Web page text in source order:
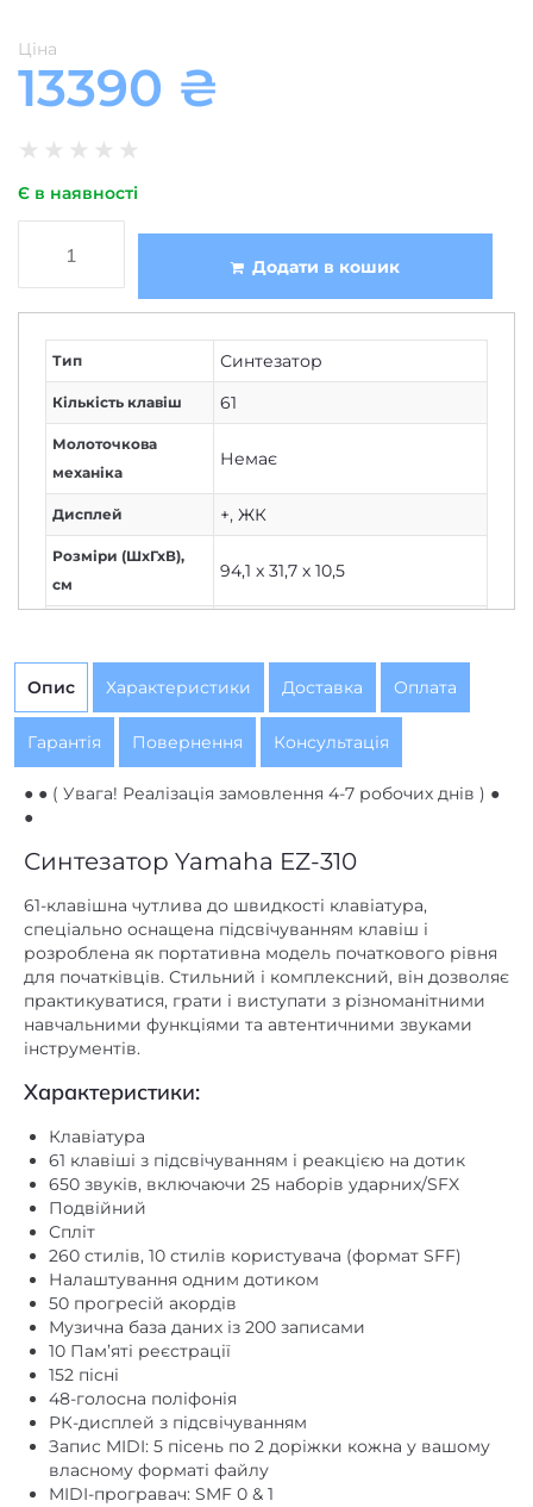
Ціна
13390 ₴
★ ★ ★ ★ ★
Є в наявності
Додати в кошик
Тип Синтезатор
Кількість клавіш 61
Молоточкова
механіка
Немає
Дисплей +, ЖК
Розміри (ШxГхВ),
см
94,1 x 31,7 х 10,5
швидкості
натискання
Є
Рівень базовий
Мікрофон ні
типів, майстер-еквалайзер –
реверберація – 15
типів, хорус – 7 типів
Автоакомпанемент,
кількість стилів
260, 10 користувачів
Кількість треків
для запису
Кількість
композицій і нот
записи
Лінійний
аудіовихід
Акустична система,
кількість динаміків
/ розмір /
потужність
2/12 см/2х2
Лінійний аудіовхід Є
Опис Характеристики Доставка Оплата
Гарантія Повернення Консультація
● ● ( Увага! Реалізація замовлення 4-7 робочих днів ) ●
●
Синтезатор Yamaha EZ-310
61-клавішна чутлива до швидкості клавіатура,
спеціально оснащена підсвічуванням клавіш і
розроблена як портативна модель початкового рівня
для початківців. Стильний і комплексний, він дозволяє
практикуватися, грати і виступати з різноманітними
навчальними функціями та автентичними звуками
інструментів.
Характеристики:
Клавіатура
61 клавіші з підсвічуванням і реакцією на дотик
650 звуків, включаючи 25 наборів ударних/SFX
Подвійний
Спліт
260 стилів, 10 стилів користувача (формат SFF)
Налаштування одним дотиком
50 прогресій акордів
Музична база даних із 200 записами
10 Пам’яті реєстрації
152 пісні
48-голосна поліфонія
РК-дисплей з підсвічуванням
Запис MIDI: 5 пісень по 2 доріжки кожна у вашому
власному форматі файлу
MIDI-програвач: SMF 0 & 1